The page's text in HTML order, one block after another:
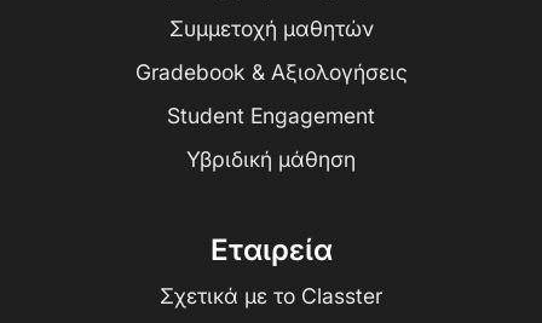
Συμμετοχή μαθητών
Gradebook & Αξιολογήσεις
Student Engagement
Υβριδική μάθηση
Εταιρεία
Σχετικά με το Classter